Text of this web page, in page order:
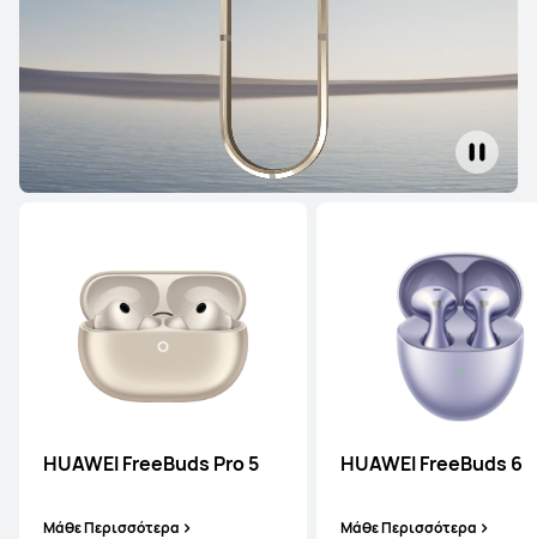
HUAWEI FreeBuds Pro 5
Μάθε Περισσότερα
HUAWEI FreeBuds 6
Μάθε Περισσότερα